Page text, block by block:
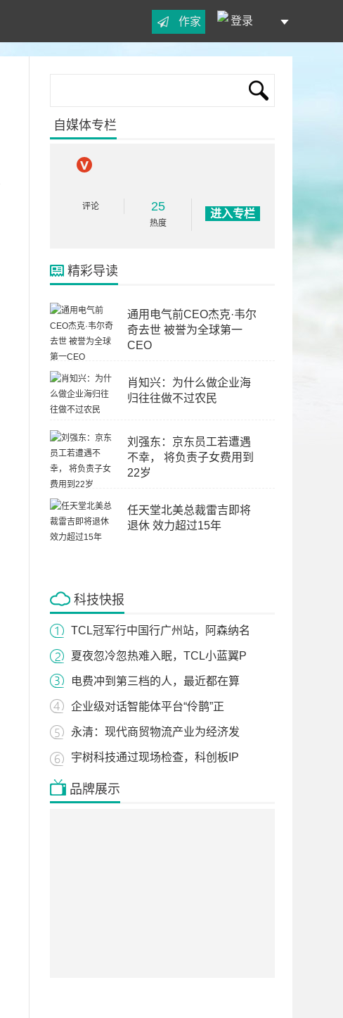
作家 登录
自媒体专栏
评论 25
热度
进入专栏
精彩导读
通用电气前CEO杰克·韦尔
奇去世 被誉为全球第一
CEO
肖知兴：为什么做企业海
归往往做不过农民
刘强东：京东员工若遭遇
不幸， 将负责子女费用到
22岁
任天堂北美总裁雷吉即将
退休 效力超过15年
科技快报
TCL冠军行中国行广州站，阿森纳名
夏夜忽冷忽热难入眠，TCL小蓝翼P
电费冲到第三档的人，最近都在算
企业级对话智能体平台“伶鹊”正
永清：现代商贸物流产业为经济发
宇树科技通过现场检查，科创板IP
品牌展示